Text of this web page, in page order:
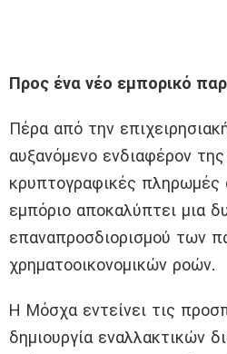
Προς ένα νέο εμπορικό
Πέρα από την
αυξανόμενο ενδιαφέρον
κρυπτογραφικές πληρωμές
εμπόριο αποκαλύπτει μια
επαναπροσδιορισμού των
χρηματοοικονομικών ροών.
Η Μόσχα εντείνει τις
δημιουργία εναλλακτικών